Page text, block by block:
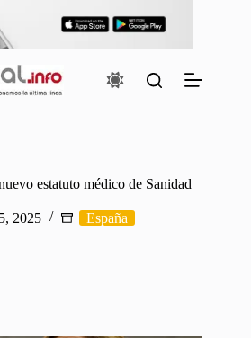
estatuto médico de Sanidad
2025 España